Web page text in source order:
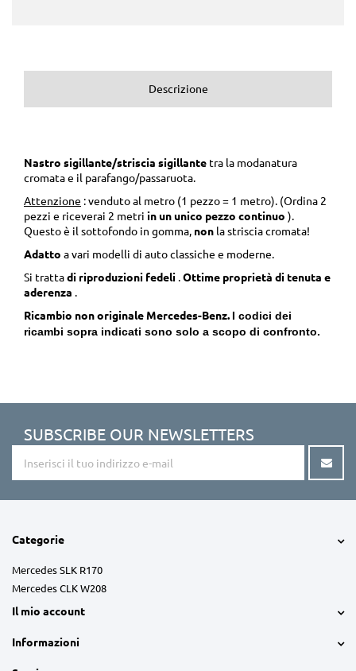
Descrizione
Nastro sigillante/striscia sigillante tra la modanatura
cromata e il parafango/passaruota.
Attenzione : venduto al metro (1 pezzo = 1 metro). (Ordina 2
pezzi e riceverai 2 metri in un unico pezzo continuo ).
Questo è il sottofondo in gomma, non la striscia cromata!
Adatto a vari modelli di auto classiche e moderne.
Si trattadi riproduzioni fedeli .Ottime proprietà di tenuta e
aderenza .
Ricambio non originale Mercedes-Benz. I codici dei
ricambi sopra indicati sono solo a scopo di confronto.
SUBSCRIBE OUR NEWSLETTERS
Categorie
Mercedes SLK R170
Mercedes CLK W208
Il mio account
Informazioni